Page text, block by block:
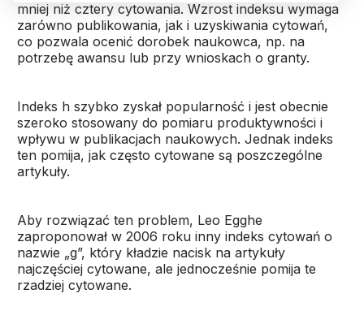
mniej niż cztery cytowania. Wzrost indeksu wymaga
zarówno publikowania, jak i uzyskiwania cytowań,
co pozwala ocenić dorobek naukowca, np. na
potrzebę awansu lub przy wnioskach o granty.
Indeks h szybko zyskał popularność i jest obecnie
szeroko stosowany do pomiaru produktywności i
wpływu w publikacjach naukowych. Jednak indeks
ten pomija, jak często cytowane są poszczególne
artykuły.
Aby rozwiązać ten problem, Leo Egghe
zaproponował w 2006 roku inny indeks cytowań o
nazwie „g”, który kładzie nacisk na artykuły
najczęściej cytowane, ale jednocześnie pomija te
rzadziej cytowane.